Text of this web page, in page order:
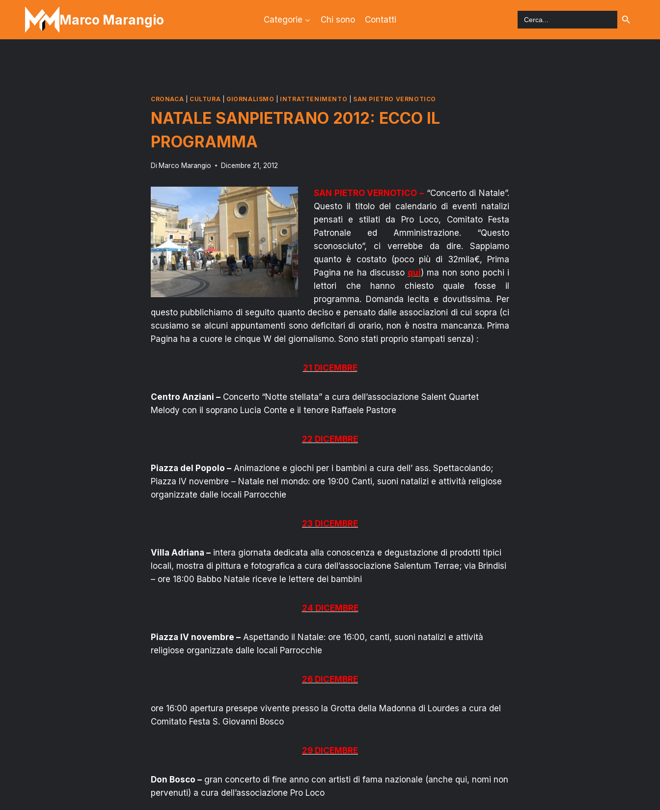
contenuto
Marco Marangio Categorie Chi sono Contatti
for:
Search Button
CRONACA CULTURA GIORNALISMO INTRATTENIMENTO SAN PIETRO VERNOTICO
NATALE SANPIETRANO 2012: ECCO IL
PROGRAMMA
Di Marco Marangio Dicembre 21, 2012
SAN PIETRO VERNOTICO – “Concerto di Natale”.
Questo il titolo del calendario di eventi natalizi
pensati e stilati da Pro Loco, Comitato Festa
Patronale ed Amministrazione. “Questo
sconosciuto”, ci verrebbe da dire. Sappiamo
quanto è costato (poco più di 32mila€, Prima
Pagina ne ha discusso qui) ma non sono pochi i
lettori che hanno chiesto quale fosse il
programma. Domanda lecita e dovutissima. Per
questo pubblichiamo di seguito quanto deciso e pensato dalle associazioni di cui sopra (ci
scusiamo se alcuni appuntamenti sono deficitari di orario, non è nostra mancanza. Prima
Pagina ha a cuore le cinque W del giornalismo. Sono stati proprio stampati senza) :
21 DICEMBRE
Centro Anziani – Concerto “Notte stellata” a cura dell’associazione Salent Quartet
Melody con il soprano Lucia Conte e il tenore Raffaele Pastore
22 DICEMBRE
Piazza del Popolo – Animazione e giochi per i bambini a cura dell’ ass. Spettacolando;
Piazza IV novembre – Natale nel mondo: ore 19:00 Canti, suoni natalizi e attività religiose
organizzate dalle locali Parrocchie
23 DICEMBRE
Villa Adriana – intera giornata dedicata alla conoscenza e degustazione di prodotti tipici
locali, mostra di pittura e fotografica a cura dell’associazione Salentum Terrae; via Brindisi
– ore 18:00 Babbo Natale riceve le lettere dei bambini
24 DICEMBRE
Piazza IV novembre – Aspettando il Natale: ore 16:00, canti, suoni natalizi e attività
religiose organizzate dalle locali Parrocchie
26 DICEMBRE
ore 16:00 apertura presepe vivente presso la Grotta della Madonna di Lourdes a cura del
Comitato Festa S. Giovanni Bosco
29 DICEMBRE
Don Bosco – gran concerto di fine anno con artisti di fama nazionale (anche qui, nomi non
pervenuti) a cura dell’associazione Pro Loco